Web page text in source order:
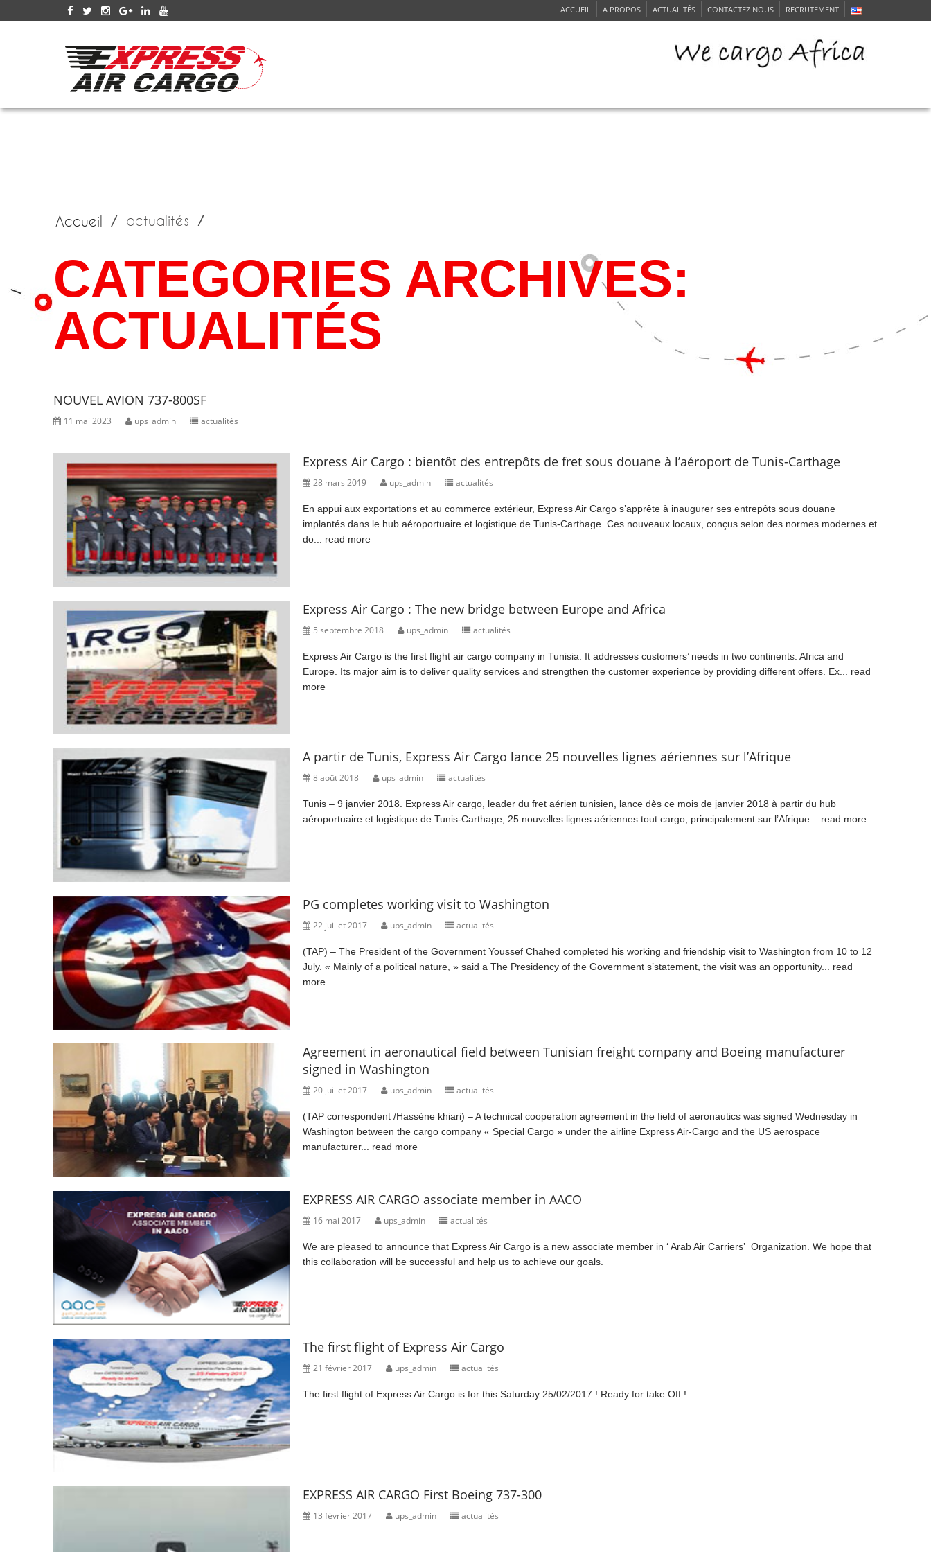
RECRUTEMENT
CONTACTEZ NOUS
ACTUALITÉS
A PROPOS
ACCUEIL
Accueil actualités
CATEGORIES ARCHIVES:
ACTUALITÉS
NOUVEL AVION 737-800SF
11 mai 2023 ups_admin actualités
Express Air Cargo : bientôt des entrepôts de fret sous douane à l’aéroport de Tunis-Carthage
28 mars 2019 ups_admin actualités
En appui aux exportations et au commerce extérieur, Express Air Cargo s’apprête à inaugurer ses entrepôts sous douane
implantés dans le hub aéroportuaire et logistique de Tunis-Carthage. Ces nouveaux locaux, conçus selon des normes modernes et
do... read more
Express Air Cargo : The new bridge between Europe and Africa
5 septembre 2018 ups_admin actualités
Express Air Cargo is the first flight air cargo company in Tunisia. It addresses customers’ needs in two continents: Africa and
Europe. Its major aim is to deliver quality services and strengthen the customer experience by providing different offers. Ex... read
more
A partir de Tunis, Express Air Cargo lance 25 nouvelles lignes aériennes sur l’Afrique
8 août 2018 ups_admin actualités
Tunis – 9 janvier 2018. Express Air cargo, leader du fret aérien tunisien, lance dès ce mois de janvier 2018 à partir du hub
aéroportuaire et logistique de Tunis-Carthage, 25 nouvelles lignes aériennes tout cargo, principalement sur l’Afrique... read more
PG completes working visit to Washington
22 juillet 2017 ups_admin actualités
(TAP) – The President of the Government Youssef Chahed completed his working and friendship visit to Washington from 10 to 12
July. « Mainly of a political nature, » said a The Presidency of the Government s’statement, the visit was an opportunity... read
more
Agreement in aeronautical field between Tunisian freight company and Boeing manufacturer
signed in Washington
20 juillet 2017 ups_admin actualités
(TAP correspondent /Hassène khiari) – A technical cooperation agreement in the field of aeronautics was signed Wednesday in
Washington between the cargo company « Special Cargo » under the airline Express Air-Cargo and the US aerospace
manufacturer... read more
EXPRESS AIR CARGO associate member in AACO
16 mai 2017 ups_admin actualités
We are pleased to announce that Express Air Cargo is a new associate member in ‘ Arab Air Carriers’ Organization. We hope that
this collaboration will be successful and help us to achieve our goals.
The first flight of Express Air Cargo
21 février 2017 ups_admin actualités
The first flight of Express Air Cargo is for this Saturday 25/02/2017 ! Ready for take Off !
EXPRESS AIR CARGO First Boeing 737-300
13 février 2017 ups_admin actualités